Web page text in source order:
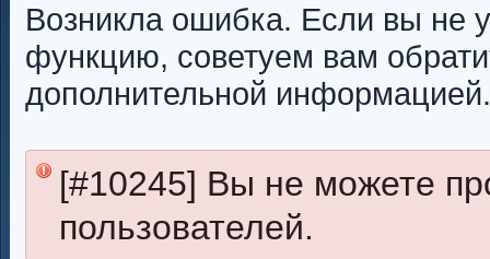
Возникла ошибка. Если вы не
функцию, советуем вам
дополнительной информацией.
[#10245] Вы не можете
пользователей.